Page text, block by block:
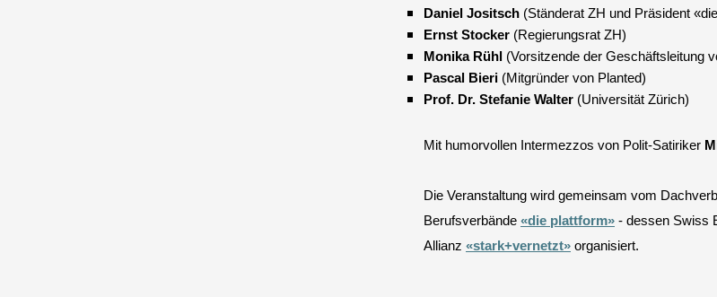
Daniel Jositsch (Ständerat ZH und Präsident
Ernst Stocker (Regierungsrat ZH)
Monika Rühl (Vorsitzende der Geschäftsleitung
Pascal Bieri (Mitgründer von Planted)
Prof. Dr. Stefanie Walter (Universität Zürich)
Mit humorvollen Intermezzos von Polit-Satiriker
Die Veranstaltung wird gemeinsam vom
Berufsverbände «die plattform» - dessen Swiss
Allianz «stark+vernetzt» organisiert.